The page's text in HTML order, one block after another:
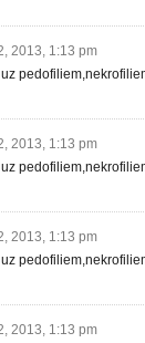
2013, 1:13 pm
2013, 1:13 pm
2013, 1:13 pm
2013, 1:13 pm